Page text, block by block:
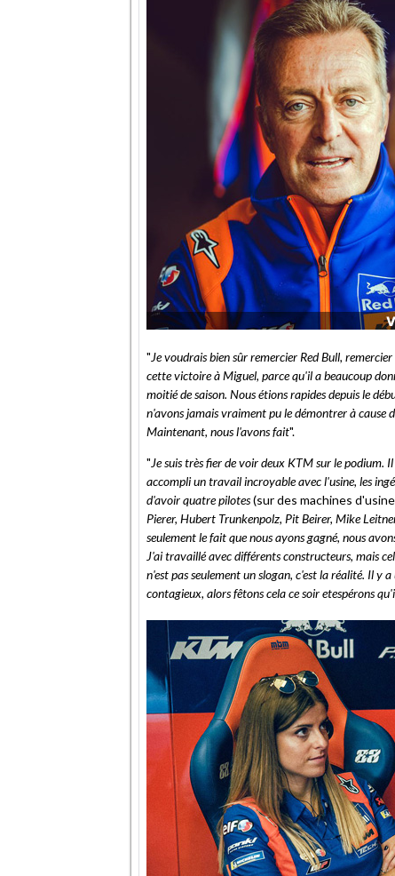
"Je voudrais bien sûr remercier Red Bull,
cette victoire à Miguel, parce qu'il a beaucoup
moitié de saison. Nous étions rapides depuis le
n'avons jamais vraiment pu le démontrer à cause
Maintenant, nous l'avons fait".
"Je suis très fier de voir deux KTM sur le podium.
accompli un travail incroyable avec l'usine, les
d'avoir quatre pilotes(sur des machines
Pierer, Hubert Trunkenpolz, Pit Beirer, Mike
seulement le fait que nous ayons gagné, nous
J'ai travaillé avec différents constructeurs, mais
n'est pas seulement un slogan, c'est la réalité. Il y
contagieux, alors fêtons cela ce soir etespérons